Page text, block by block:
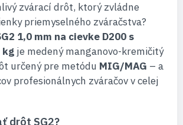
zvárací drôt, ktorý zvládne
priemyselného zváračstva?
1,0 mm na cievke D200 s
kg je medený manganovo-kremičitý
určený pre metódu MIG/MAG – a
profesionálnych zváračov v celej
drôt SG2?